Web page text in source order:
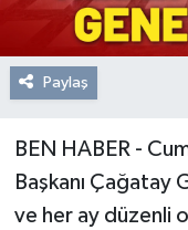
Paylaş
BEN HABER -
Başkanı Çağatay
ve her ay düzenli